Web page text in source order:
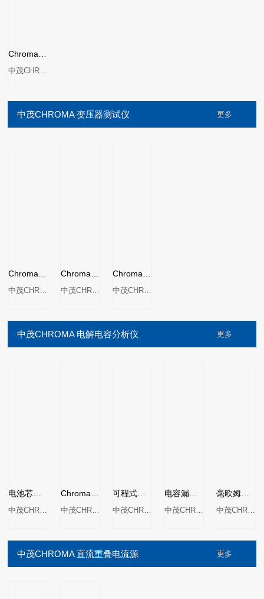
Chroma 8000电源供应器自动测试系统
中茂CHROMA
中茂CHROMA 变压器测试仪 更多
Chroma13350 自动变压器测试器
中茂CHROMA
Chroma 3312 通讯变压器测试系统
中茂CHROMA
Chroma 3250/3252/3302变压器测试系统
中茂CHROMA
中茂CHROMA 电解电容分析仪 更多
电池芯绝缘测试器MODEL 11210
中茂CHROMA
Chroma 11800系列涟波电流测试器
中茂CHROMA
可程式高频交流测试器MODEL 11802/11803/11805/11890/11891
中茂CHROMA
电容漏电流/绝缘电阻表MODEL 11200
中茂CHROMA
毫欧姆表 MODEL 16502
中茂CHROMA
中茂CHROMA 直流重叠电流源 更多